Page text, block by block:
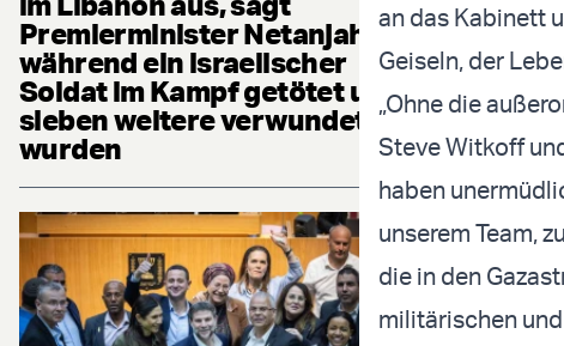
Premierminister Netanjahu,
während ein israelischer
Soldat im Kampf getötet und
sieben weitere verwundet
wurden
an das Kabinett
Geiseln, der
„Ohne die
Steve Witkoff
haben
unserem Team,
die in den
militärischen